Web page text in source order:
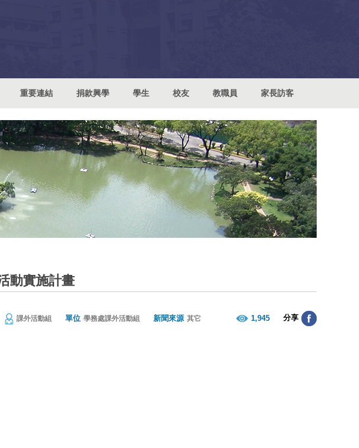
重要連結 捐款興學 學生 校友 教職員 家長訪客
動實施計畫
課外活動組 單位 學務處課外活動組 新聞來源 其它 1,945 分享